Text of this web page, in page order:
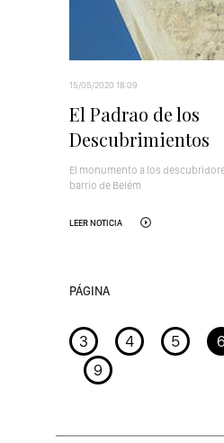
15/05/2020 18:09
El Padrao de los
Descubrimientos
El monumento a los
barrio de Belém
LEER NOTICIA
PÁGINA
3 4 5 6
9